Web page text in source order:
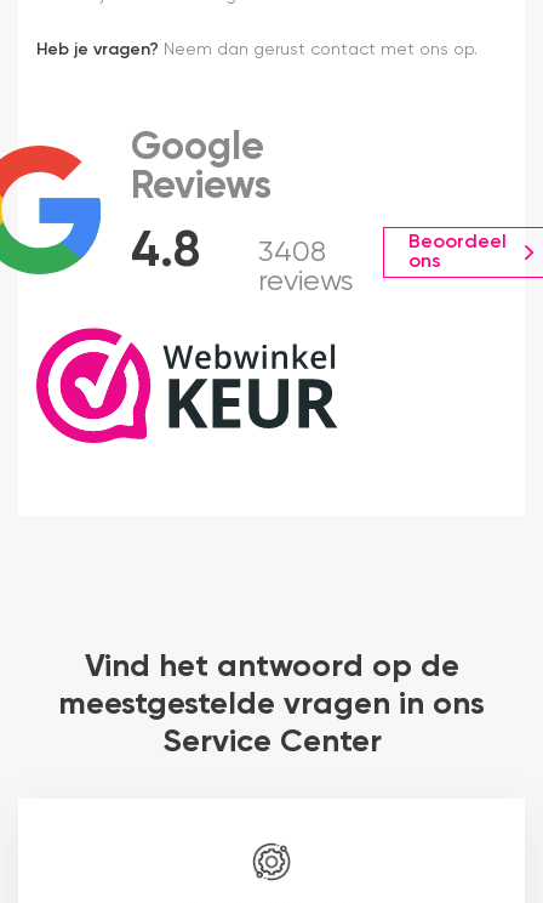
Heb je vragen? Neem dan gerust contact met ons op.
4.8
Google
Reviews
3408
reviews
Beoordeel
ons
Vind het antwoord op de
meestgestelde vragen in ons
Service Center